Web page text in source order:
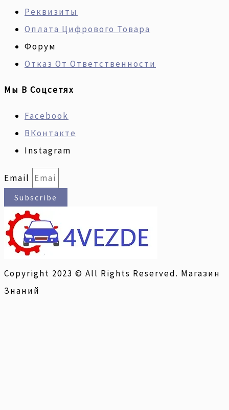
Реквизиты
Оплата Цифрового Товара
Форум
Отказ От Ответственности
Мы В Соцсетях
Facebook
ВКонтакте
Instagram
Email
Subscribe
Copyright 2023 © All Rights Reserved. Магазин
Знаний